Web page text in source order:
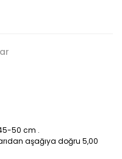
50 cm .
aşağıya doğru 5,00